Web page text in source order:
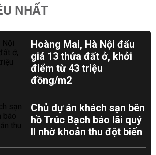
NHẤT
Hoàng Mai, Hà Nội đấu
giá 13 thửa đất ở, khởi
điểm từ 43 triệu
đồng/m2
Chủ dự án khách sạn bên
hồ Trúc Bạch báo lãi quý
II nhờ khoản thu đột biến